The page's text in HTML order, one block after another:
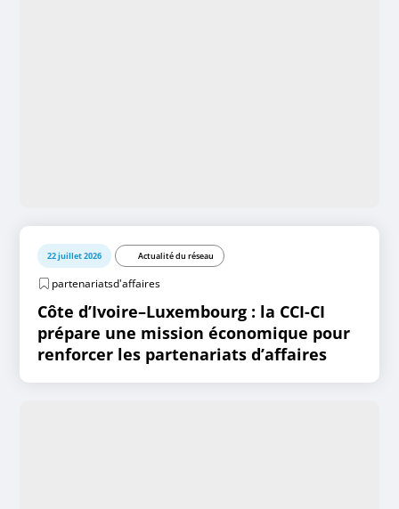
22 juillet 2026 Actualité du réseau
partenariatsd'affaires
Côte d’Ivoire–Luxembourg : la CCI-CI
prépare une mission économique pour
renforcer les partenariats d’affaires